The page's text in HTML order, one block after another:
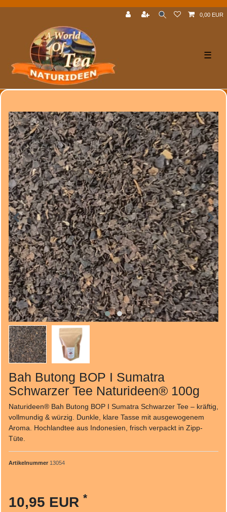
0,00 EUR
☰
Bah Butong BOP I Sumatra
Schwarzer Tee Naturideen® 100g
Naturideen® Bah Butong BOP I Sumatra Schwarzer Tee – kräftig,
vollmundig & würzig. Dunkle, klare Tasse mit ausgewogenem
Aroma. Hochlandtee aus Indonesien, frisch verpackt in Zipp-
Tüte.
Artikelnummer 13054
10,95 EUR *